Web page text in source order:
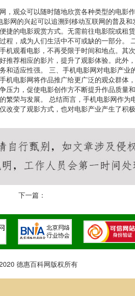
观众可以随时随地欣赏各种类型的电影
网的兴起可以追溯到移动互联网的普及
的电影观赏方式。无需前往电影院或租
，成为人们生活中不可或缺的一部分。
观看电影，不再受限于时间和地点。其
荐相应的影片，提升了观影体验。此外
适应性强。 三、手机电影网对电影产
电影网将作品推广给更广泛的观众群体
力，促使电影创作方不断提升作品质量
荣与发展。 总结而言，手机电影网作为
变了观影方式，也对电影产业产生了积
下一篇：
德惠百科网版权所有